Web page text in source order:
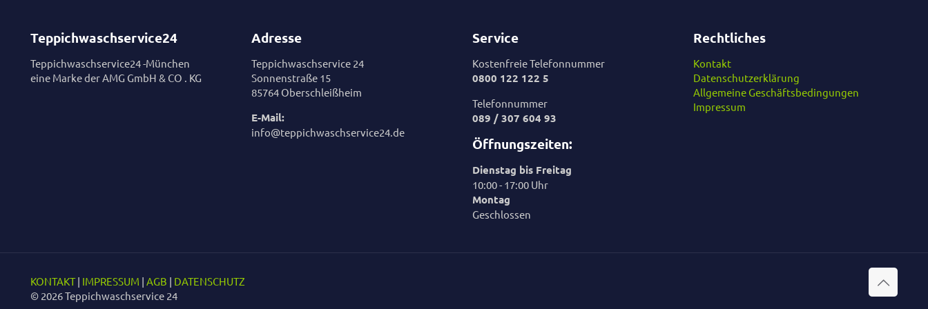
Teppichwaschservice24
Teppichwaschservice24 -München
eine Marke der AMG GmbH & CO . KG
Adresse
Teppichwaschservice 24
Sonnenstraße 15
85764 Oberschleißheim
E-Mail:
info@teppichwaschservice24.de
Service
Kostenfreie Telefonnummer
0800 122 122 5
Telefonnummer
089 / 307 604 93
Öffnungszeiten:
Dienstag bis Freitag
10:00 - 17:00 Uhr
Montag
Geschlossen
Rechtliches
Kontakt
Datenschutzerklärung
Allgemeine Geschäftsbedingungen
Impressum
KONTAKT| IMPRESSUM | AGB | DATENSCHUTZ
© 2026 Teppichwaschservice 24